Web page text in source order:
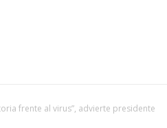
frente al virus”, advierte presidente